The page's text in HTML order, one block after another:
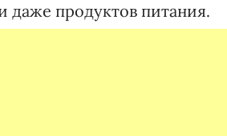
даже продуктов питания.